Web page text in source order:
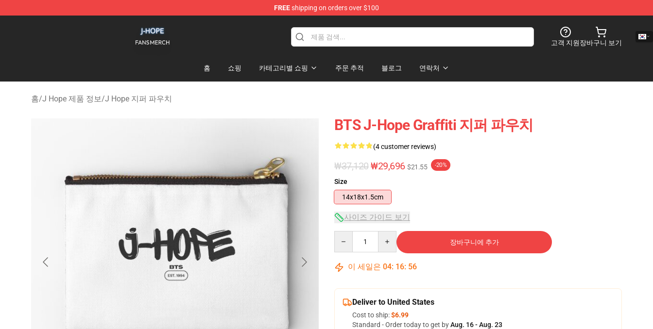
FREEshipping on orders over $100
고객 지원장바구니 보기
홈 쇼핑 카테고리별 쇼핑 주문 추적 블로그 연락처
홈/J Hope 제품 정보/J Hope 지퍼 파우치
BTS J-Hope Graffiti 지퍼 파우치
(4 customer reviews)
₩37,120₩29,696 $21.55 -20%
Size
14x18x1.5cm
사이즈 가이드 보기
장바구니에 추가
이 세일은 04: 16: 55
Deliver to United States
Cost to ship:$6.99
Standard - Order today to get byAug. 16 - Aug. 23